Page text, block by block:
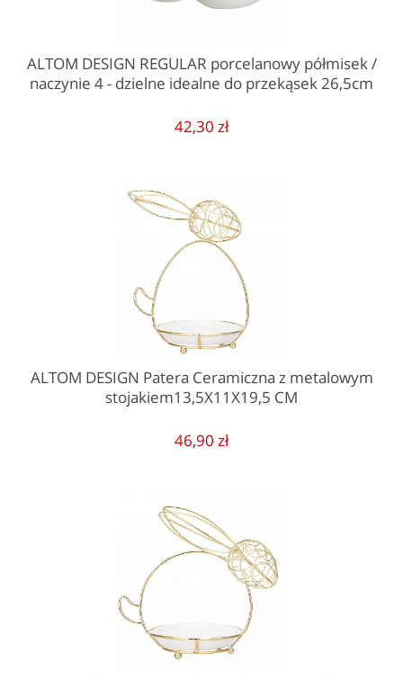
ALTOM DESIGN REGULAR porcelanowy półmisek /
naczynie 4 - dzielne idealne do przekąsek 26,5cm
42,30 zł
ALTOM DESIGN Patera Ceramiczna z metalowym
stojakiem13,5X11X19,5 CM
46,90 zł